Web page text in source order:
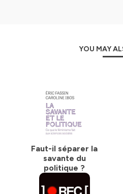
YOU MAY
Faut-il séparer la
savante du
politique ?